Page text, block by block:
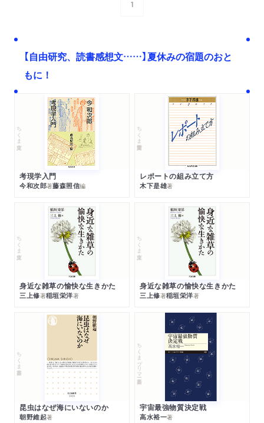
1
【自由研究、読書感想文……】夏休みの宿題のおと
もに！
ちくま文庫
考現学入門
今和次郎著藤森照信編
ちくま学芸文庫
レポートの組み立て方
木下是雄著
ちくま文庫
身近な雑草の愉快な生きかた
三上修著稲垣栄洋著
ちくま文庫
身近な雑草の愉快な生きかた
三上修著稲垣栄洋著
ちくま新書
昆虫はなぜ海にいないのか
朝野維起著
ちくまプリマー新書
宇宙最強物質決定戦
高水裕一著